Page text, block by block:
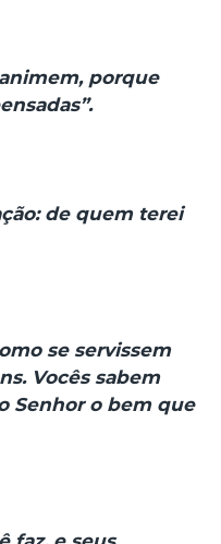
porque
de quem terei
se servissem
Vocês sabem
Senhor o bem que